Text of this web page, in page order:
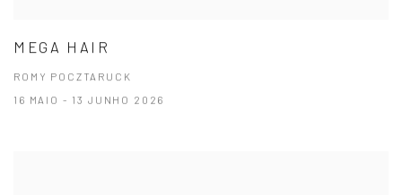
MEGA HAIR
ROMY POCZTARUCK
16 MAIO - 13 JUNHO 2026